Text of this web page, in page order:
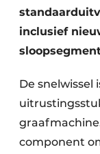
Kopen/
Sloop &
Bouwtransport
Machines &
inclusief
De snelwissel
component